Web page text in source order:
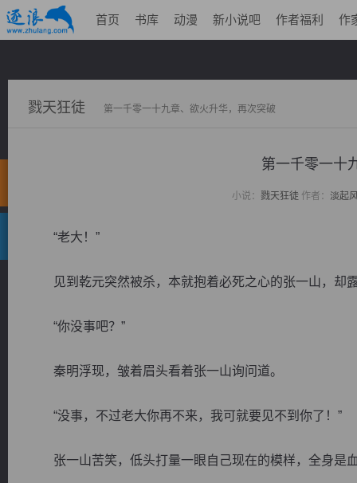
首页 书库 动漫 新小说吧 作者福利 作
戮天狂徒 第一千零一十九章、欲火升华，再次突破
第一千零一十
小说： 戮天狂徒作者： 淡起
“老大！”
见到乾元突然被杀，本就抱着必死之心的张一山，却
“你没事吧？”
秦明浮现，皱着眉头看着张一山询问道。
“没事，不过老大你再不来，我可就要见不到你了！”
张一山苦笑，低头打量一眼自己现在的模样，全身是